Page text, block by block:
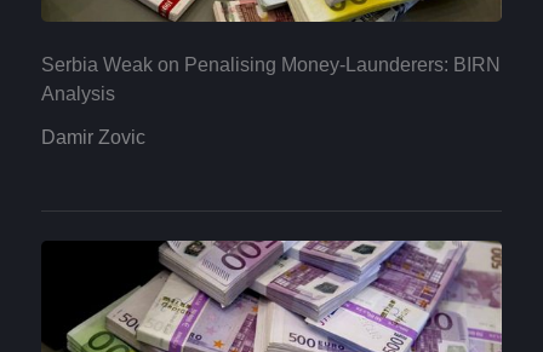
Serbia Weak on Penalising Money-Launderers: BIRN
Analysis
Damir Zovic